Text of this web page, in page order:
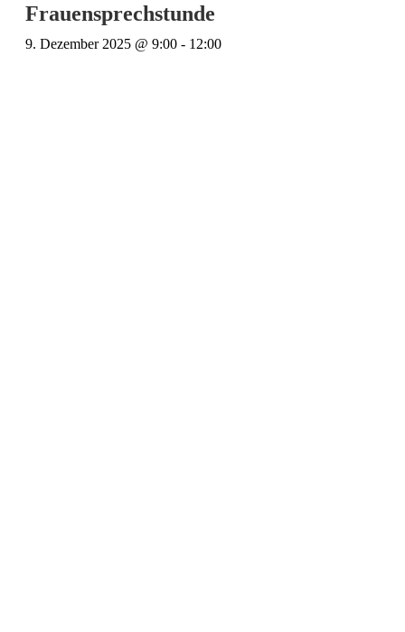
Frauensprechstunde
9. Dezember 2025 @ 9:00 - 12:00